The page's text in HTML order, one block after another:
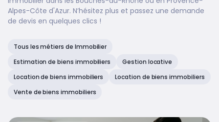
Alpes-Côte d'Azur. N’hésitez plus et passez une demande
de devis en quelques clics !
Tous les métiers de Immobilier
Estimation de biens immobiliers
Gestion locative
Location de biens immobiliers
Location de biens immobiliers
Vente de biens immobiliers